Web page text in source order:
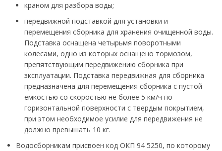
краном для разбора воды;
передвижной подставкой для установки и
перемещения сборника для хранения очищенной воды.
Подставка оснащена четырьмя поворотными
колесами, одно из которых оснащено тормозом,
препятствующим передвижению сборника при
эксплуатации. Подставка передвижная для сборника
предназначена для перемещения сборника с пустой
емкостью со скоростью не более 5 км/ч по
горизонтальной поверхности с твердым покрытием,
при этом необходимое усилие для передвижения не
должно превышать 10 кг.
Водосборникам присвоен код ОКП 94 5250, по которому